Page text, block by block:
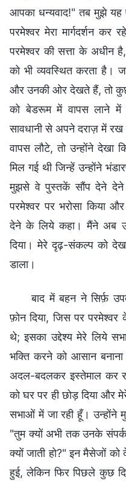
आपका धन्यवाद!" तब मुझे
परमेश्वर मेरा मार्गदर्शन
परमेश्वर की सत्ता के अधीन
को भी व्यवस्थित करता
और उनकी ओर देखते हैं, तो
को बेडरूम में वापस लाने में
सावधानी से अपने दराज़ में रख
वापस लौटे, तो उन्होंने देखा
मिल गई थी जिन्हें उन्होंने
मुझसे वे पुस्तकें सौंप देने देने
परमेश्वर पर भरोसा किया
देने के लिये कहा। मैंने अब
दिया। मेरे दृढ़-संकल्प को
डाला।
बाद में बहन ने सिर्फ़
फ़ोन दिया, जिस पर
थे; इसका उद्देश्य मेरे लिये
भक्ति करने को आसान
अदल-बदलकर इस्तेमाल कर
को घर पर ही छोड़ दिया और
सभाओं में जा रही हूँ।
"तुम क्यों अभी तक उनके
क्यों जाती हो?" इन मैसेजों
हुई, लेकिन फिर पिछले कुछ